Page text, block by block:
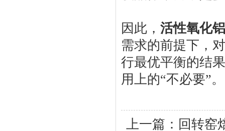
因此， 活性氧化
需求的前提下，
行最优平衡的结
用上的“不必要”。
上一篇： 回转窑